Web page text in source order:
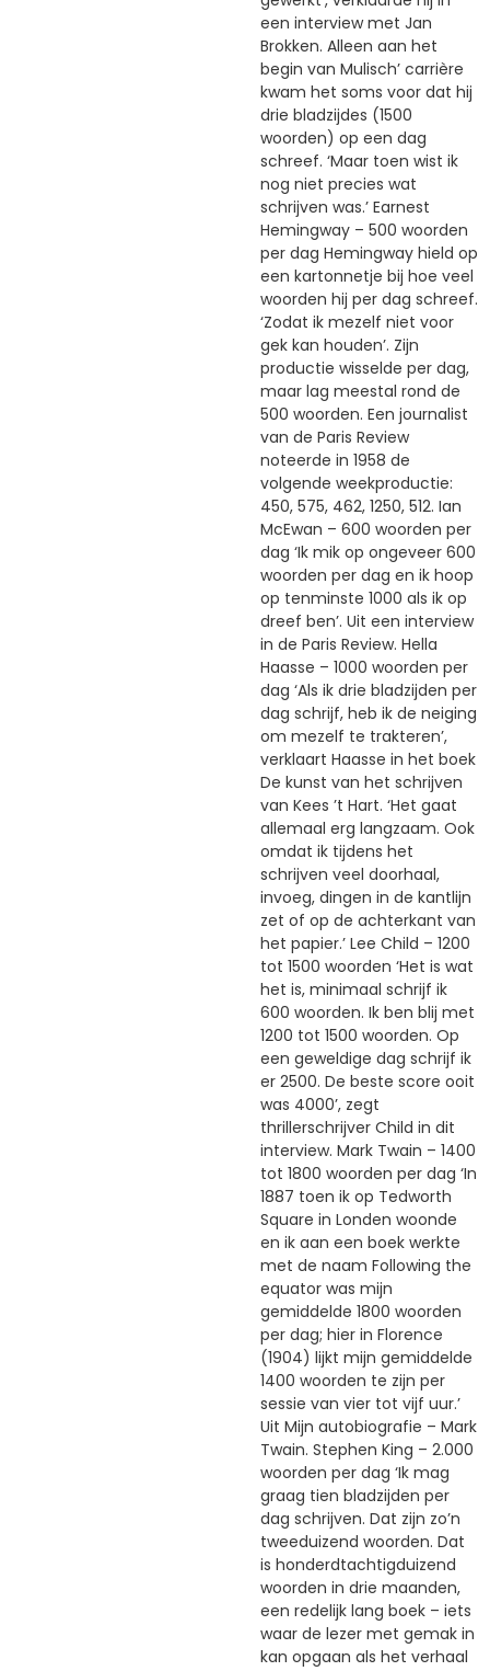
een interview met Jan
Brokken. Alleen aan het
begin van Mulisch’ carrière
kwam het soms voor dat hij
drie bladzijdes (1500
woorden) op een dag
schreef. ‘Maar toen wist ik
nog niet precies wat
schrijven was.’ Earnest
Hemingway – 500 woorden
per dag Hemingway hield op
een kartonnetje bij hoe veel
woorden hij per dag schreef.
‘Zodat ik mezelf niet voor
gek kan houden’. Zijn
productie wisselde per dag,
maar lag meestal rond de
500 woorden. Een journalist
van de Paris Review
noteerde in 1958 de
volgende weekproductie:
450, 575, 462, 1250, 512. Ian
McEwan – 600 woorden per
dag ‘Ik mik op ongeveer 600
woorden per dag en ik hoop
op tenminste 1000 als ik op
dreef ben’. Uit een interview
in de Paris Review. Hella
Haasse – 1000 woorden per
dag ‘Als ik drie bladzijden per
dag schrijf, heb ik de neiging
om mezelf te trakteren’,
verklaart Haasse in het boek
De kunst van het schrijven
van Kees ’t Hart. ‘Het gaat
allemaal erg langzaam. Ook
omdat ik tijdens het
schrijven veel doorhaal,
invoeg, dingen in de kantlijn
zet of op de achterkant van
het papier.’ Lee Child – 1200
tot 1500 woorden ‘Het is wat
het is, minimaal schrijf ik
600 woorden. Ik ben blij met
1200 tot 1500 woorden. Op
een geweldige dag schrijf ik
er 2500. De beste score ooit
was 4000’, zegt
thrillerschrijver Child in dit
interview. Mark Twain – 1400
tot 1800 woorden per dag ‘In
1887 toen ik op Tedworth
Square in Londen woonde
en ik aan een boek werkte
met de naam Following the
equator was mijn
gemiddelde 1800 woorden
per dag; hier in Florence
(1904) lijkt mijn gemiddelde
1400 woorden te zijn per
sessie van vier tot vijf uur.’
Uit Mijn autobiografie – Mark
Twain. Stephen King – 2.000
woorden per dag ‘Ik mag
graag tien bladzijden per
dag schrijven. Dat zijn zo’n
tweeduizend woorden. Dat
is honderdtachtigduizend
woorden in drie maanden,
een redelijk lang boek – iets
waar de lezer met gemak in
kan opgaan als het verhaal